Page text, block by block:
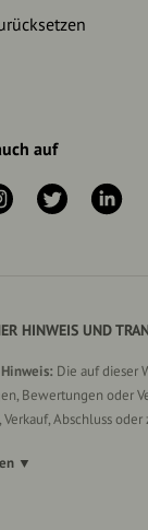
auf
HINWEIS UND
Die auf dieser
Bewertungen oder
Abschluss
▼